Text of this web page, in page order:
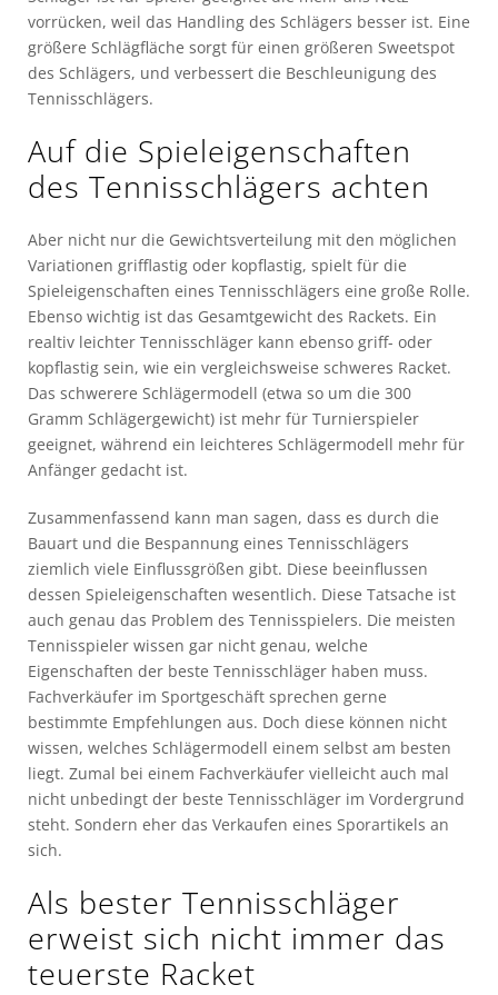
vorrücken, weil das Handling des Schlägers besser ist. Eine
größere Schlägfläche sorgt für einen größeren Sweetspot
des Schlägers, und verbessert die Beschleunigung des
Tennisschlägers.
Auf die Spieleigenschaften
des Tennisschlägers achten
Aber nicht nur die Gewichtsverteilung mit den möglichen
Variationen grifflastig oder kopflastig, spielt für die
Spieleigenschaften eines Tennisschlägers eine große Rolle.
Ebenso wichtig ist das Gesamtgewicht des Rackets. Ein
realtiv leichter Tennisschläger kann ebenso griff- oder
kopflastig sein, wie ein vergleichsweise schweres Racket.
Das schwerere Schlägermodell (etwa so um die 300
Gramm Schlägergewicht) ist mehr für Turnierspieler
geeignet, während ein leichteres Schlägermodell mehr für
Anfänger gedacht ist.
Zusammenfassend kann man sagen, dass es durch die
Bauart und die Bespannung eines Tennisschlägers
ziemlich viele Einflussgrößen gibt. Diese beeinflussen
dessen Spieleigenschaften wesentlich. Diese Tatsache ist
auch genau das Problem des Tennisspielers. Die meisten
Tennisspieler wissen gar nicht genau, welche
Eigenschaften der beste Tennisschläger haben muss.
Fachverkäufer im Sportgeschäft sprechen gerne
bestimmte Empfehlungen aus. Doch diese können nicht
wissen, welches Schlägermodell einem selbst am besten
liegt. Zumal bei einem Fachverkäufer vielleicht auch mal
nicht unbedingt der beste Tennisschläger im Vordergrund
steht. Sondern eher das Verkaufen eines Sporartikels an
sich.
Als bester Tennisschläger
erweist sich nicht immer das
teuerste Racket